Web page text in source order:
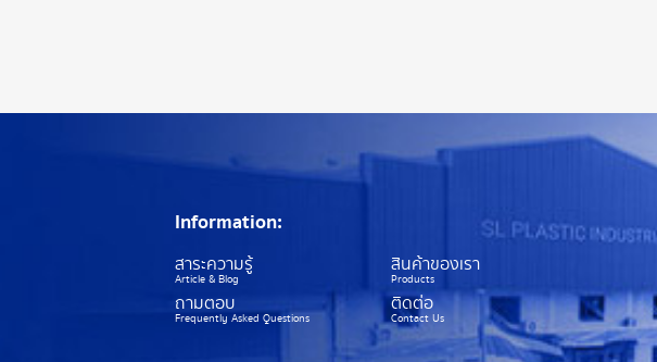
Information:
สาระความรู้
Article & Blog
สินค้าของเรา
Products
ถามตอบ
Frequently Asked Questions
ติดต่อ
Contact Us